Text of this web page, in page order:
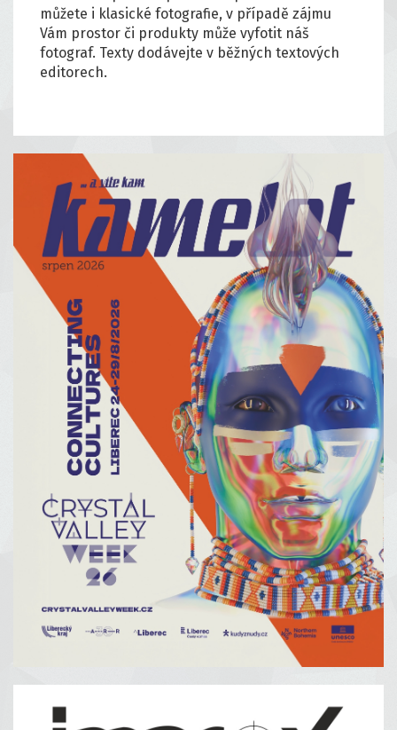
můžete i klasické fotografie, v případě zájmu
Vám prostor či produkty může vyfotit náš
fotograf. Texty dodávejte v běžných textových
editorech.